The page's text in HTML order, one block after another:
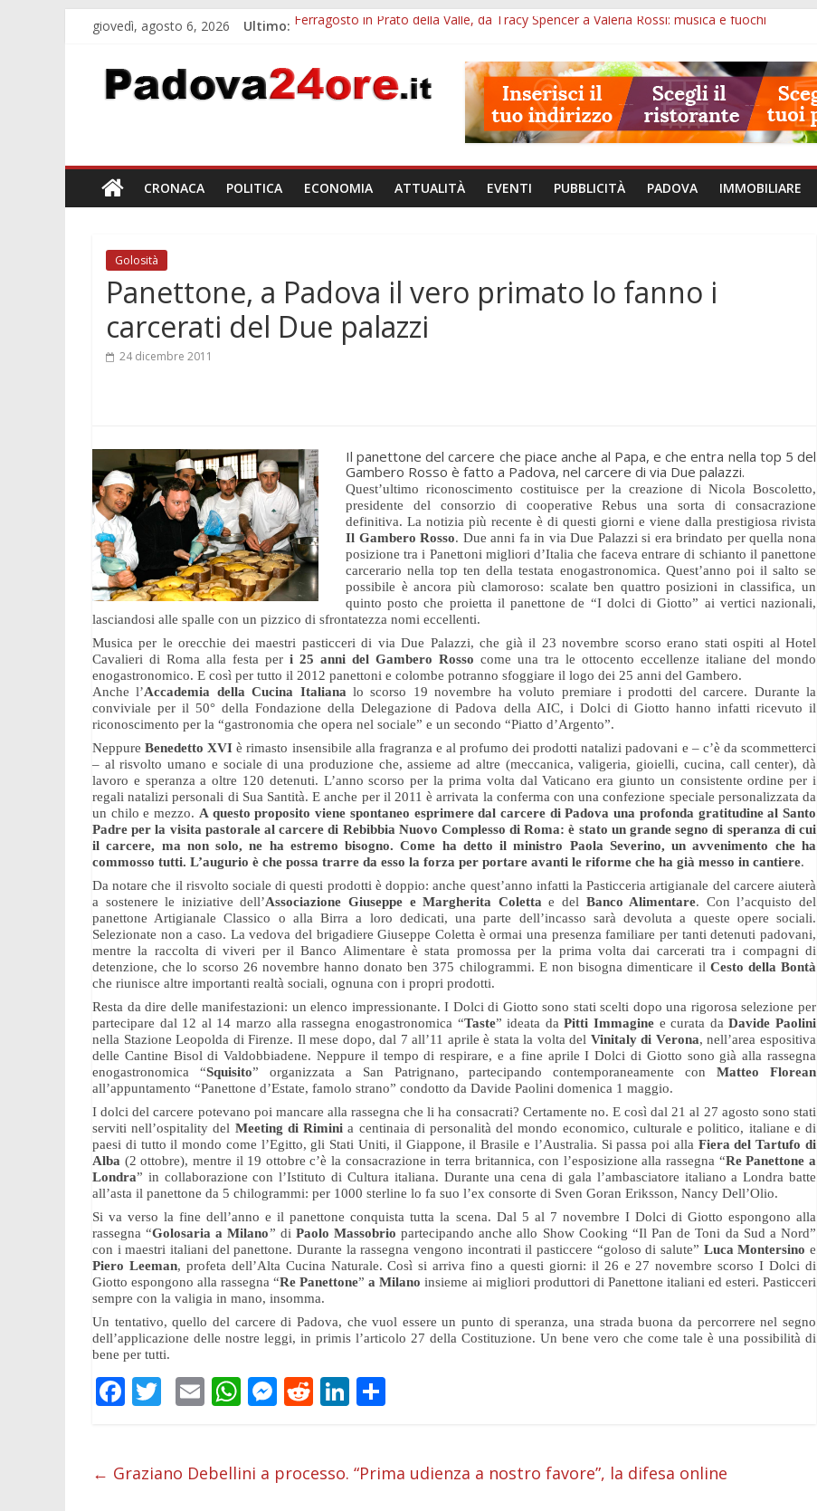
giovedì, agosto 6, 2026 Ultimo: Ferragosto in Prato della Valle, da Tracy Spencer a Valeria Rossi: musica e fuochi
Notturni padovani al Museo della Natura e dell’Uomo: date e biglietti
Organi in 3D al MUSME: il corpo umano si esplora con i visori VR
Musei gratis a Padova per tutto agosto: chi entra e quali sedi visitare
CRONACA POLITICA ECONOMIA ATTUALITÀ EVENTI PUBBLICITÀ PADOVA IMMOBILIARE
Golosità
Panettone, a Padova il vero primato lo fanno i
carcerati del Due palazzi
24 dicembre 2011
Il panettone del carcere che piace anche al Papa, e che entra nella top 5 del
Gambero Rosso è fatto a Padova, nel carcere di via Due palazzi.
Quest’ultimo riconoscimento costituisce per la creazione di Nicola Boscoletto,
presidente del consorzio di cooperative Rebus una sorta di consacrazione
definitiva. La notizia più recente è di questi giorni e viene dalla prestigiosa rivista
Il Gambero Rosso. Due anni fa in via Due Palazzi si era brindato per quella nona
posizione tra i Panettoni migliori d’Italia che faceva entrare di schianto il panettone
carcerario nella top ten della testata enogastronomica. Quest’anno poi il salto se
possibile è ancora più clamoroso: scalate ben quattro posizioni in classifica, un
quinto posto che proietta il panettone de “I dolci diGiotto” ai vertici nazionali,
lasciandosi alle spalle con un pizzico di sfrontatezza nomi eccellenti.
Musica per le orecchie dei maestri pasticceri di via Due Palazzi, che già il 23 novembre scorso erano stati ospiti al Hotel
Cavalieri di Roma alla festa per i 25 anni del Gambero Rosso come una tra le ottocento eccellenze italiane del mondo
enogastronomico. E così per tutto il 2012 panettoni e colombe potranno sfoggiare il logo dei 25 anni del Gambero.
Anche l’Accademia della Cucina Italianalo scorso 19 novembre ha voluto premiare i prodotti del carcere. Durante la
conviviale per il 50° della Fondazione della Delegazione di Padova della AIC, i Dolci di Giotto hanno infatti ricevuto il
riconoscimento per la “gastronomia che opera nel sociale” e un secondo “Piatto d’Argento”.
NeppureBenedetto XVI è rimasto insensibile alla fragranza e al profumo dei prodotti natalizi padovani e – c’è da scommetterci
– al risvolto umano e sociale di una produzione che, assieme ad altre (meccanica, valigeria, gioielli, cucina, call center), dà
lavoro e speranza a oltre 120 detenuti. L’anno scorso per la prima volta dal Vaticano era giunto un consistente ordine per i
regali natalizi personali di Sua Santità. E anche per il 2011 è arrivata la conferma con una confezione speciale personalizzata da
un chilo e mezzo. A questo proposito viene spontaneo esprimere dal carcere di Padova una profonda gratitudine al Santo
Padre per la visita pastorale al carcere di Rebibbia Nuovo Complesso di Roma: è stato un grande segno di speranza di cui
il carcere, ma non solo, ne ha estremo bisogno. Come ha detto il ministro Paola Severino, un avvenimento che ha
commosso tutti. L’augurio è che possa trarre da esso la forza per portare avanti le riforme che ha già messo in cantiere.
Da notare che il risvolto sociale di questi prodotti è doppio: anche quest’anno infatti la Pasticceria artigianale del carcere aiuterà
a sostenere le iniziative dell’Associazione Giuseppe e Margherita Coletta e del Banco Alimentare. Con l’acquisto del
panettone Artigianale Classico o alla Birra a loro dedicati, una parte dell’incasso sarà devoluta a queste opere sociali.
Selezionate non a caso. La vedova del brigadiere Giuseppe Coletta è ormai una presenza familiare per tanti detenuti padovani,
mentre la raccolta di viveri per il Banco Alimentare è stata promossa per la prima volta dai carcerati tra i compagni di
detenzione, che lo scorso 26 novembre hanno donato ben 375 chilogrammi. E non bisogna dimenticare il Cesto della Bontà
che riunisce altre importanti realtà sociali, ognuna con i propri prodotti.
Resta da dire delle manifestazioni: un elenco impressionante. I Dolci di Giotto sono stati scelti dopo una rigorosa selezione per
partecipare dal 12 al 14 marzo alla rassegna enogastronomica “Taste” ideata daPitti Immagine e curata daDavide Paolini
nella Stazione Leopolda di Firenze. Il mese dopo, dal 7 all’11 aprile è stata la volta del Vinitaly di Verona, nell’area espositiva
delle Cantine Bisol di Valdobbiadene. Neppure il tempo di respirare, e a fine aprile IDolci di Giotto sono già alla rassegna
enogastronomica “Squisito” organizzata a San Patrignano, partecipando contemporaneamente conMatteo Florean
all’appuntamento “Panettone d’Estate, famolo strano” condotto da Davide Paolini domenica 1 maggio.
Idolci del carcere potevano poi mancare alla rassegna che li ha consacrati? Certamente no. E così dal 21 al 27 agosto sono stati
serviti nell’ospitality del Meeting di Rimini a centinaia di personalità del mondo economico, culturale e politico, italiane e di
paesi di tutto il mondo come l’Egitto, gli Stati Uniti, il Giappone, il Brasile e l’Australia. Si passa poi alla Fiera del Tartufo di
Alba (2 ottobre), mentre il 19 ottobre c’è la consacrazione in terra britannica, con l’esposizione alla rassegna “Re Panettone a
Londra” in collaborazione con l’Istituto di Cultura italiana. Durante una cena di gala l’ambasciatore italiano a Londra batte
all’asta il panettone da 5 chilogrammi: per 1000 sterline lo fa suo l’ex consorte di Sven Goran Eriksson, Nancy Dell’Olio.
Si va verso la fine dell’anno e il panettone conquista tutta la scena. Dal 5 al 7 novembre I Dolci di Giotto espongono alla
rassegna “Golosaria a Milano” di Paolo Massobriopartecipando anche allo Show Cooking “Il Pan de Toni da Sud a Nord”
con i maestri italiani del panettone. Durante la rassegna vengono incontrati il pasticcere “goloso di salute” Luca Montersinoe
Piero Leeman, profeta dell’Alta Cucina Naturale. Così si arriva fino a questi giorni: il 26 e 27 novembre scorso IDolci di
Giotto espongono alla rassegna “Re Panettone”a Milano insieme ai migliori produttori di Panettone italiani ed esteri. Pasticceri
sempre con la valigia in mano, insomma.
Un tentativo, quello del carcere di Padova, che vuol essere un punto di speranza, una strada buona da percorrere nel segno
dell’applicazione delle nostre leggi, in primis l’articolo 27 della Costituzione. Un bene vero che come tale è una possibilità di
bene per tutti.
F
b
T
er
E
l
W
s
M
e
R
di
Li
e di
← Graziano Debellini a processo. “Prima udienza a nostro favore”, la difesa online